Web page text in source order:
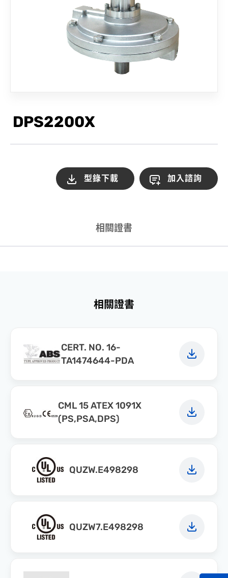
DPS2200X
型錄下載 加入諮詢
相關證書
相關證書
CERT. NO. 16-
TA1474644-PDA
CML 15 ATEX 1091X
(PS,PSA,DPS)
QUZW.E498298
QUZW7.E498298